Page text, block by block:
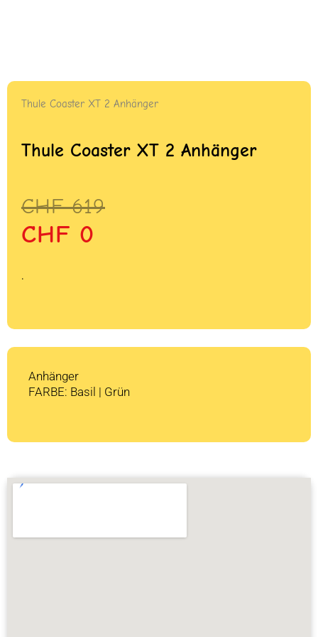
Thule Coaster XT 2 Anhänger
Thule Coaster XT 2 Anhänger
CHF619
Ursprünglicher
Preis
war:
CHF 619
CHF 0
Aktueller
Preis
ist:
CHF 0.
.
Anhänger
FARBE: Basil | Grün